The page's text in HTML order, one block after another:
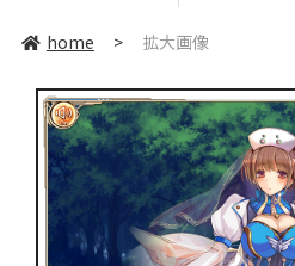
home > 拡大画像